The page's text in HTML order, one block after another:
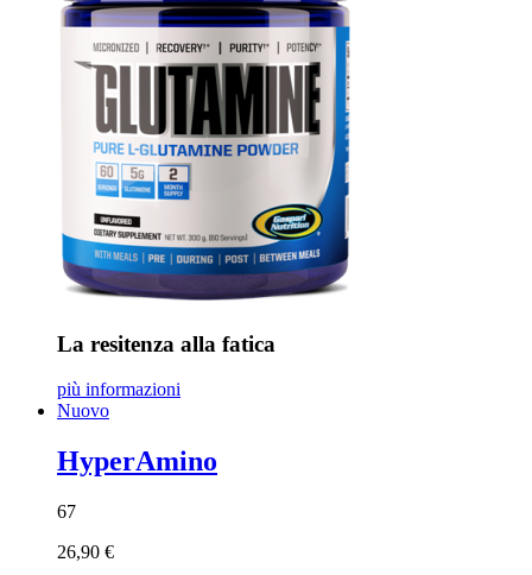
La resitenza alla fatica
più informazioni
Nuovo
HyperAmino
67
26,90 €